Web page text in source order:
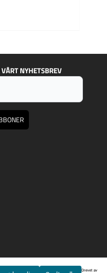
NYHETSBREV
E-post
Drevet av